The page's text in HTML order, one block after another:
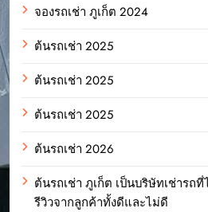
จองรถเช่า ภูเก็ต 2024
ต้นรถเช่า 2025
ต้นรถเช่า 2025
ต้นรถเช่า 2025
ต้นรถเช่า 2026
ต้นรถเช่า ภูเก็ต เป็นบริษัทเช่ารถ
รีวิวจากลูกค้าทั้งดีและไม่ดี